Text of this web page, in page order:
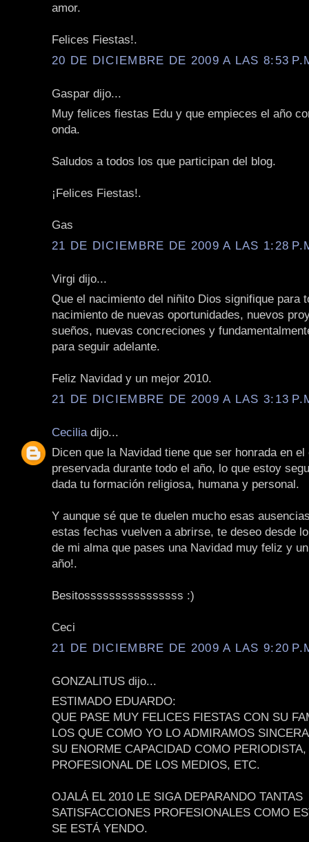
amor.
Felices Fiestas!.
20 DE DICIEMBRE DE 2009 A LAS 8:53
Gaspar dijo...
Muy felices fiestas Edu y que empieces el año
onda.
Saludos a todos los que participan del blog.
¡Felices Fiestas!.
Gas
21 DE DICIEMBRE DE 2009 A LAS 1:28
Virgi dijo...
Que el nacimiento del niñito Dios signifique para
nacimiento de nuevas oportunidades, nuevos
sueños, nuevas concreciones y
para seguir adelante.
Feliz Navidad y un mejor 2010.
21 DE DICIEMBRE DE 2009 A LAS 3:13
Cecilia dijo...
Dicen que la Navidad tiene que ser honrada en
preservada durante todo el año, lo que estoy
dada tu formación religiosa, humana y personal.
Y aunque sé que te duelen mucho esas
estas fechas vuelven a abrirse, te deseo desde
de mi alma que pases una Navidad muy feliz y
año!.
Besitossssssssssssssss :)
Ceci
21 DE DICIEMBRE DE 2009 A LAS 9:20
GONZALITUS dijo...
ESTIMADO EDUARDO:
QUE PASE MUY FELICES FIESTAS CON SU
LOS QUE COMO YO LO ADMIRAMOS
SU ENORME CAPACIDAD COMO
PROFESIONAL DE LOS MEDIOS, ETC.
OJALÁ EL 2010 LE SIGA DEPARANDO TANTAS
SATISFACCIONES PROFESIONALES COMO
SE ESTÁ YENDO.